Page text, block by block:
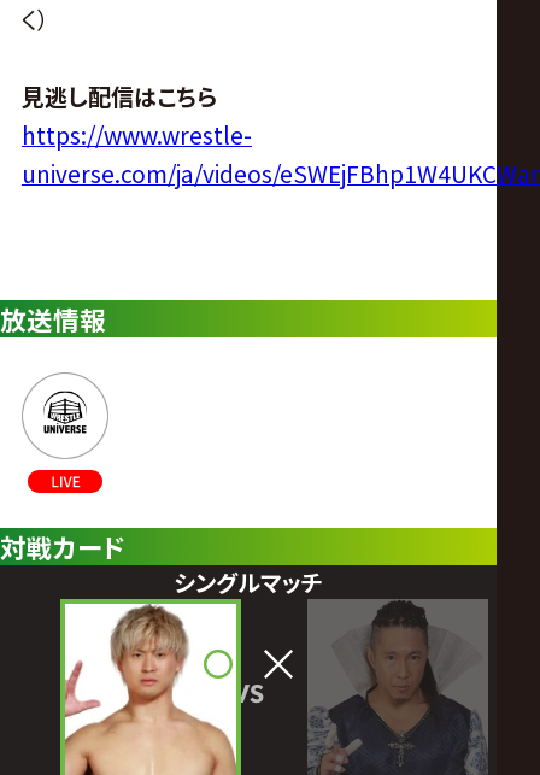
く）
見逃し配信はこちら
https://www.wrestle-
universe.com/ja/videos/
放送情報
対戦カード
シングルマッチ
VS